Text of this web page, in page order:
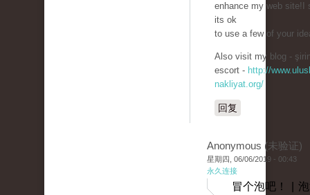
enhance my web site!I
its ok
to use a few of your
Also visit my blog -
escort - http://
nakliyat.org/
回复
Anonymous (未验证)
星期四, 06/06/2019 - 00:43
永久连接
冒个泡吧！ |